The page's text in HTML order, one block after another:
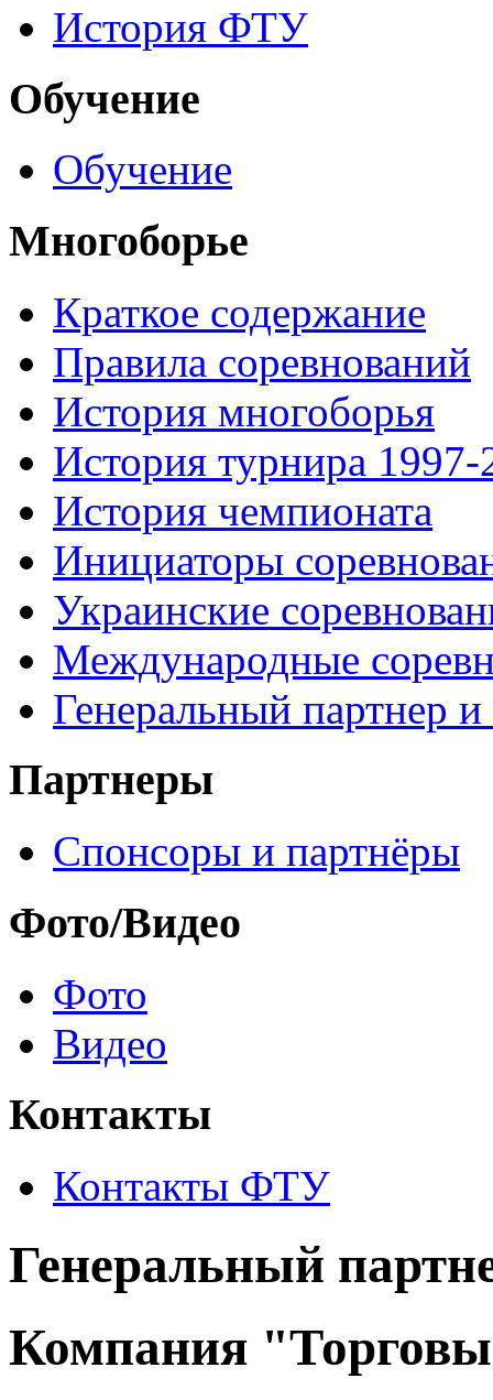
История ФТУ
Обучение
Обучение
Многоборье
Краткое содержание
Правила соревнований
История многоборья
История турнира 1997-
История чемпионата
Инициаторы
Украинские
Международные
Генеральный партнер
Партнеры
Спонсоры и партнёры
Фото/Видео
Фото
Видео
Контакты
Контакты ФТУ
Генеральный
Компания